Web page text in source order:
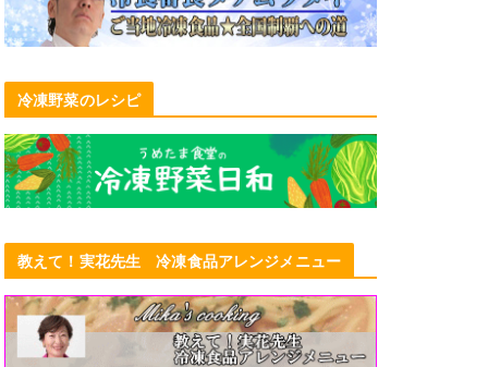
冷凍野菜のレシピ
教えて！実花先生 冷凍食品アレンジメニュー